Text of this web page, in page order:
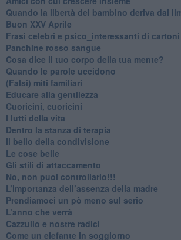
​Quando la libertà del bambino deriva dai
Buon XXV Aprile
​Frasi celebri e psico_interessanti di cartoni
​Panchine rosso sangue
​Cosa dice il tuo corpo della tua mente?
​Quando le parole uccidono
​(Falsi) miti familiari
​Educare alla gentilezza
​Cuoricini, cuoricini
I lutti della vita
​Dentro la stanza di terapia
​Il bello della condivisione
Le cose belle
​Gli stili di attaccamento
No, non puoi controllarlo!!!
​L’importanza dell’assenza della madre
​Prendiamoci un pò meno sul serio
​L’anno che verrà
​Cazzullo e nostre radici
​Come un elefante in soggiorno